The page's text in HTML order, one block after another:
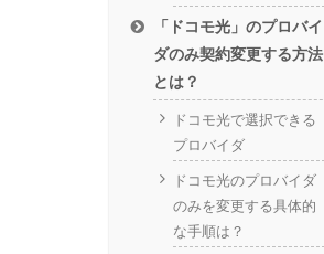
「ドコモ光」のプロバイ
ダのみ契約変更する方法
とは？
ドコモ光で選択できる
プロバイダ
ドコモ光のプロバイダ
のみを変更する具体的
な手順は？